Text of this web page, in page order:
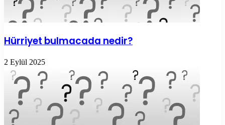
Hürriyet bulmacada nedir?
2 Eylül 2025